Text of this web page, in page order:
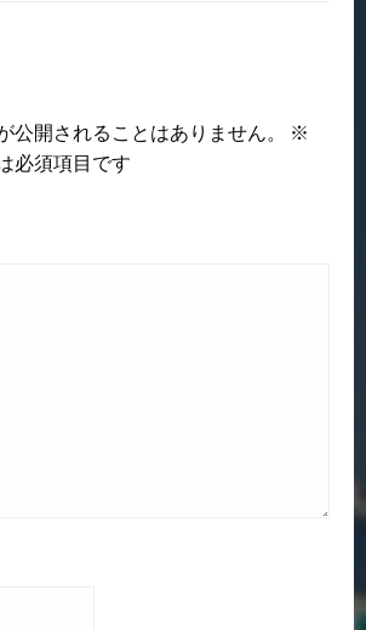
公開されることはありません。
※
必須項目です